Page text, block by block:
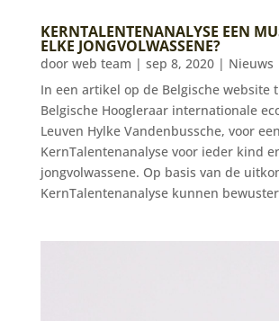
KERNTALENTENANALYSE EEN
ELKE JONGVOLWASSENE?
door web team | sep 8, 2020| Nieuws
In een artikel op de Belgische website
Belgische Hoogleraar internationale
Leuven Hylke Vandenbussche, voor een
KernTalentenanalyse voor ieder kind
jongvolwassene. Op basis van de
KernTalentenanalyse kunnen